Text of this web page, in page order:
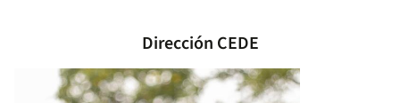
Dirección CEDE